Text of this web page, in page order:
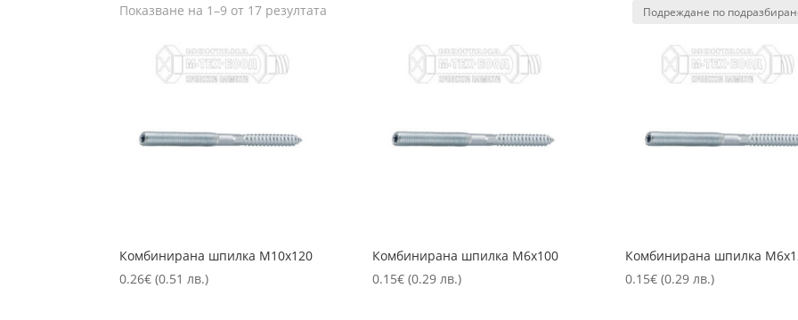
Показване на 1–9 от 17 резултата
Комбинирана шпилка М10х120
0.26€ (0.51 лв.)
Комбинирана шпилка М6х100
0.15€ (0.29 лв.)
Комбинирана шпилка
0.15€ (0.29 лв.)